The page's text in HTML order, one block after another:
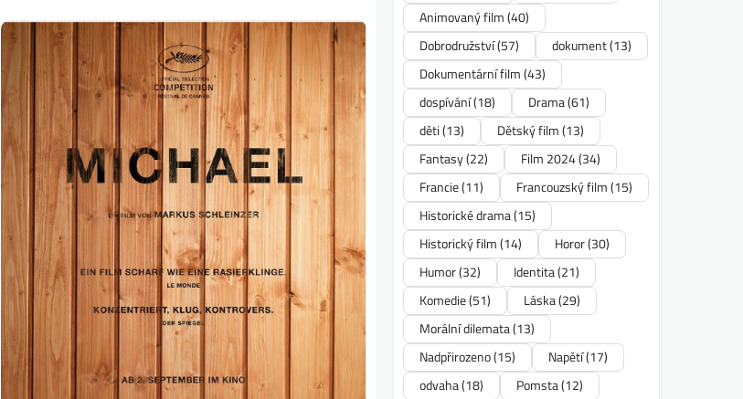
Animovaný film(40)
Dobrodružství(57) dokument(13)
Dokumentární film(43)
dospívání(18) Drama(61)
děti(13) Dětský film(13)
Fantasy(22) Film 2024(34)
Francie(11) Francouzský film(15)
Historické drama(15)
Historický film(14) Horor(30)
Humor(32) Identita(21)
Komedie(51) Láska(29)
Morální dilemata(13)
Nadpřirozeno(15) Napětí(17)
odvaha(18) Pomsta(12)